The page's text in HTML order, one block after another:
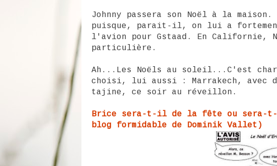
Johnny passera son Noël à la
puisque, parait-il, on lui a
l'avion pour Gstaad. En Californie,
particulière.
Ah...Les Noëls au soleil...C'est
choisi, lui aussi : Marrakech, avec
tajine, ce soir au réveillon.
Brice sera-t-il de la fête ou sera-
blog formidable de Dominik Vallet)